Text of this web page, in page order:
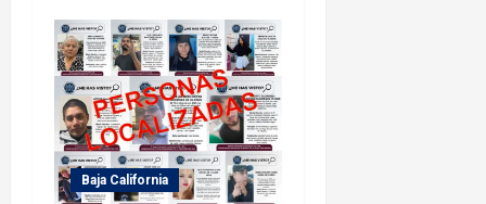
Baja California